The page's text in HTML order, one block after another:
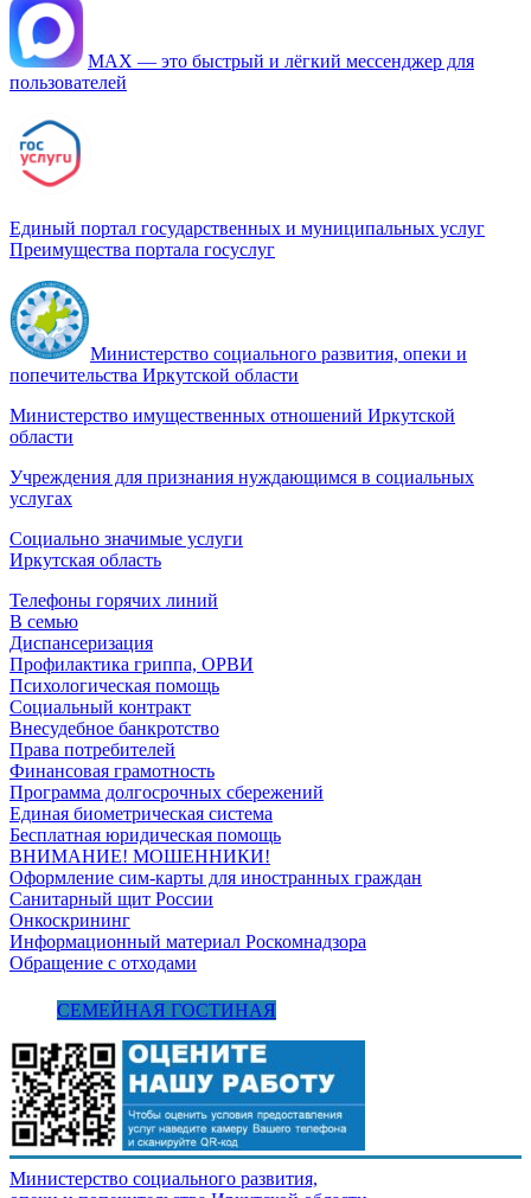
МАХ — это быстрый и лёгкий мессенджер для
пользователей
Единый портал государственных и муниципальных услуг
Преимущества портала госуслуг
Министерство социального развития, опеки и
попечительства Иркутской области
Министерство имущественных отношений Иркутской
области
Учреждения для признания нуждающимся в социальных
услугах
Социально значимые услуги
Иркутская область
Телефоны горячих линий
В семью
Диспансеризация
Профилактика гриппа, ОРВИ
Психологическая помощь
Социальный контракт
Внесудебное банкротство
Права потребителей
Финансовая грамотность
Программа долгосрочных сбережений
Единая биометрическая система
Бесплатная юридическая помощь
ВНИМАНИЕ! МОШЕННИКИ!
Оформление сим-карты для иностранных граждан
Санитарный щит России
Онкоскрининг
Информационный материал Роскомнадзора
Обращение с отходами
СЕМЕЙНАЯ ГОСТИНАЯ
Министерство социального развития,